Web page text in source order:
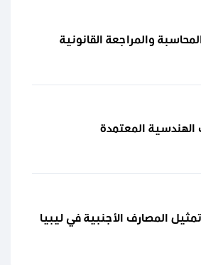
والمراجعة القانونية
الهندسية المعتمدة
المصارف الأجنبية في ليبيا